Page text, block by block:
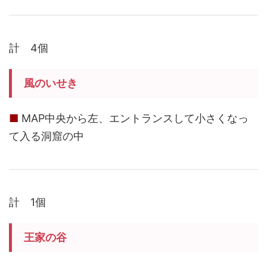
計 4個
風のいせき
■ MAP中央から左、エントランスして小さくなっ
て入る洞窟の中
計 1個
王家の谷